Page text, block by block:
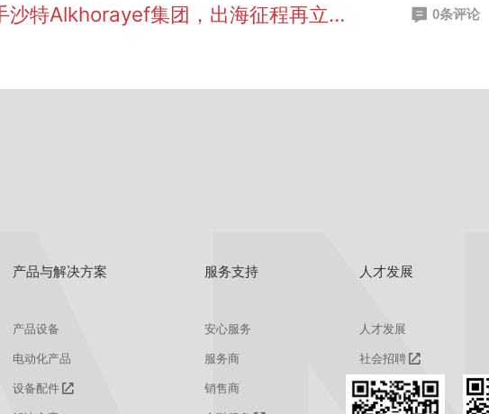
特Alkhorayef集团，出海征程再立新功 0条评论
产品与解决方案
产品设备
电动化产品
设备配件
服务支持
安心服务
服务商
销售商
人才发展
人才发展
社会招聘
校园招聘